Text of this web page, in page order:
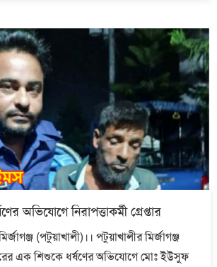
অভিযোগে নিরাপত্তাকর্মী গ্রেপ্তার
(পটুয়াখালী)।। পটুয়াখালীর মির্জাগঞ্জ
এক শিশুকে ধর্ষণের অভিযোগে মোঃ ইউসুফ